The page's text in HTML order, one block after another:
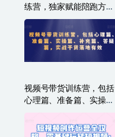
练营，独家赋能陪跑方
案，全新运营技巧干货
视频号带货训练营，包括
心理篇、准备篇、实操
战干货落地有效